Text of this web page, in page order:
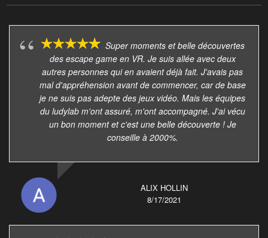
Super moments et belle découvertes
des escape game en VR. Je suis allée avec deux
autres personnes qui en avaient déjà fait. J'avais pas
mal d'appréhension avant de commencer, car de base
je ne suis pas adepte des jeux vidéo. Mais les équipes
du ludylab m'ont assuré, m'ont accompagné. J'ai vécu
un bon moment et c'est une belle découverte ! Je
conseille à 2000%.
ALIX HOLLIN
8/17/2021